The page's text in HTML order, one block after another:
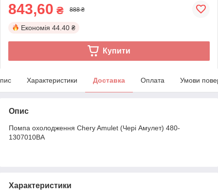
843,60 ₴ 888 ₴
Економія 44.40 ₴
Купити
Характеристики Доставка Оплата Умови
Опис
Помпа охолодження Chery Amulet (Чері Амулет) 480-
1307010BA
Характеристики